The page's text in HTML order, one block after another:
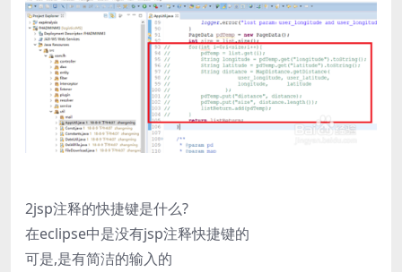
2jsp注释的快捷键是什么?
在eclipse中是没有jsp注释快捷键的
可是,是有简洁的输入的